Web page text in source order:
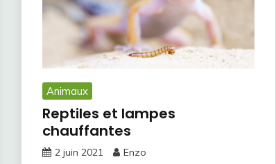
Animaux
Reptiles et lampes
chauffantes
2 juin 2021 Enzo